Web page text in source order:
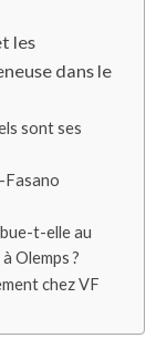
les
dans le
sont ses
Fasano
t-elle au
Olemps ?
chez VF